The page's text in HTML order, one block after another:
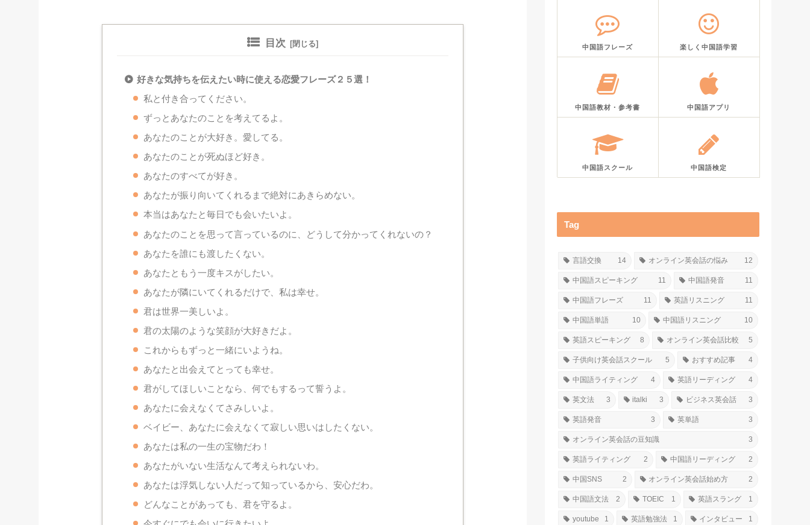
目次
好きな気持ちを伝えたい時に使える恋愛フレーズ２５選！
私と付き合ってください。
ずっとあなたのことを考えてるよ。
あなたのことが大好き。愛してる。
あなたのことが死ぬほど好き。
あなたのすべてが好き。
あなたが振り向いてくれるまで絶対にあきらめない。
本当はあなたと毎日でも会いたいよ。
あなたのことを思って言っているのに、どうして分かってくれないの？
あなたを誰にも渡したくない。
あなたともう一度キスがしたい。
あなたが隣にいてくれるだけで、私は幸せ。
君は世界一美しいよ。
君の太陽のような笑顔が大好きだよ。
これからもずっと一緒にいようね。
あなたと出会えてとっても幸せ。
君がしてほしいことなら、何でもするって誓うよ。
あなたに会えなくてさみしいよ。
ベイビー、あなたに会えなくて寂しい思いはしたくない。
あなたは私の一生の宝物だわ！
あなたがいない生活なんて考えられないわ。
あなたは浮気しない人だって知っているから、安心だわ。
どんなことがあっても、君を守るよ。
中国語フレーズ 楽しく中国語学習
中国語教材・参考書 中国語アプリ
中国語スクール 中国語検定
Tag
言語交換 14 オンライン英会話の悩み 12
中国語スピーキング 11 中国語発音 11
中国語フレーズ 11 英語リスニング 11
中国語単語 10 中国語リスニング 10
英語スピーキング 8 オンライン英会話比較 5
子供向け英会話スクール 5 おすすめ記事 4
中国語ライティング 4 英語リーディング 4
英文法 3 italki 3 ビジネス英会話 3
英語発音 3 英単語 3
オンライン英会話の豆知識 3
英語ライティング 2 中国語リーディング 2
中国SNS 2 オンライン英会話始め方 2
中国語文法 2 TOEIC 1 英語スラング 1
youtube 1 英語勉強法 1 インタビュー 1